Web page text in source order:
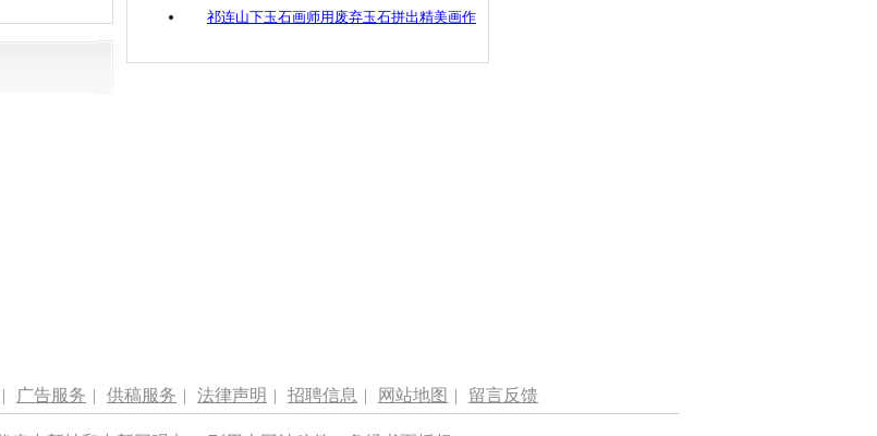
祁连山下玉石画师用废弃玉石拼出精美画作
| 广告服务 | 供稿服务 | 法律声明 | 招聘信息 | 网站地图 | 留言反馈